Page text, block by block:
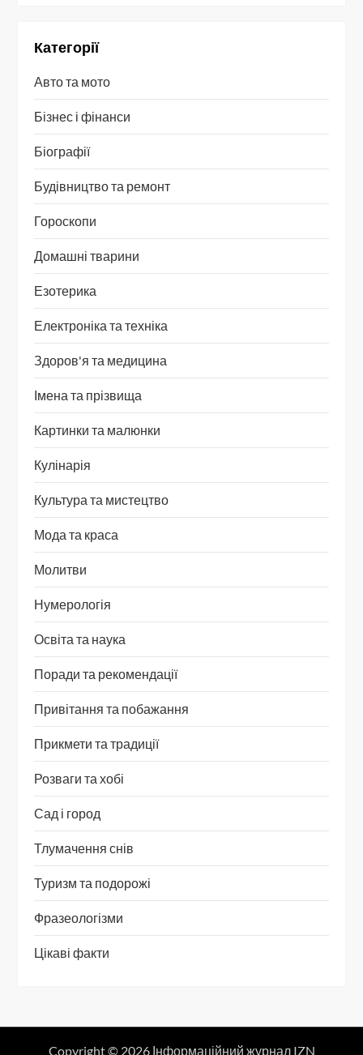
Категорії
Авто та мото
Бізнес і фінанси
Біографії
Будівництво та ремонт
Гороскопи
Домашні тварини
Езотерика
Електроніка та техніка
Здоров'я та медицина
Імена та прізвища
Картинки та малюнки
Кулінарія
Культура та мистецтво
Мода та краса
Молитви
Нумерологія
Освіта та наука
Поради та рекомендації
Привітання та побажання
Прикмети та традиції
Розваги та хобі
Сад і город
Тлумачення снів
Туризм та подорожі
Фразеологізми
Цікаві факти
Copyright © 2026 Інформаційний журнал IZN